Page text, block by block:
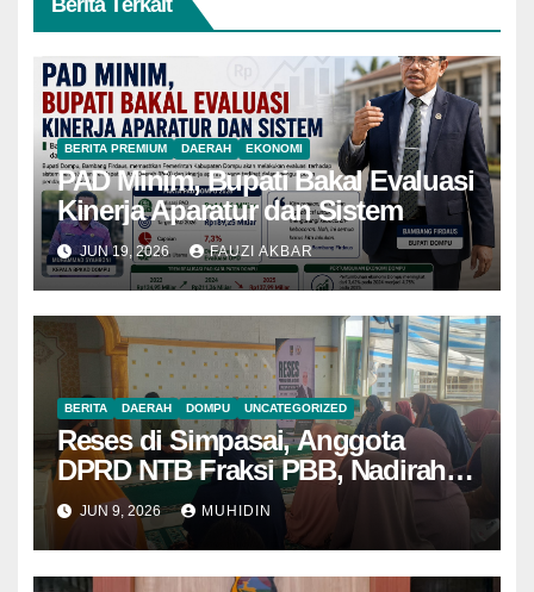
Berita Terkait
BERITA PREMIUM DAERAH EKONOMI
PAD Minim, Bupati Bakal Evaluasi
Kinerja Aparatur dan Sistem
JUN 19, 2026 FAUZI AKBAR
BERITA DAERAH DOMPU UNCATEGORIZED
Reses di Simpasai, Anggota
DPRD NTB Fraksi PBB, Nadirah
Al Habsy Bantu Renovasi Masjid
JUN 9, 2026 MUHIDIN